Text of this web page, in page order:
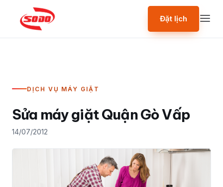
Đặt lịch
DỊCH VỤ MÁY GIẶT
Sửa máy giặt Quận Gò Vấp
14/07/2012